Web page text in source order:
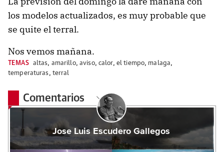
los modelos actualizados, es muy probable que
se quite el terral.
Nos vemos mañana.
TEMAS altas, amarillo,aviso, calor, el tiempo, malaga,
temperaturas, terral
Comentarios
Jose Luis Escudero Gallegos